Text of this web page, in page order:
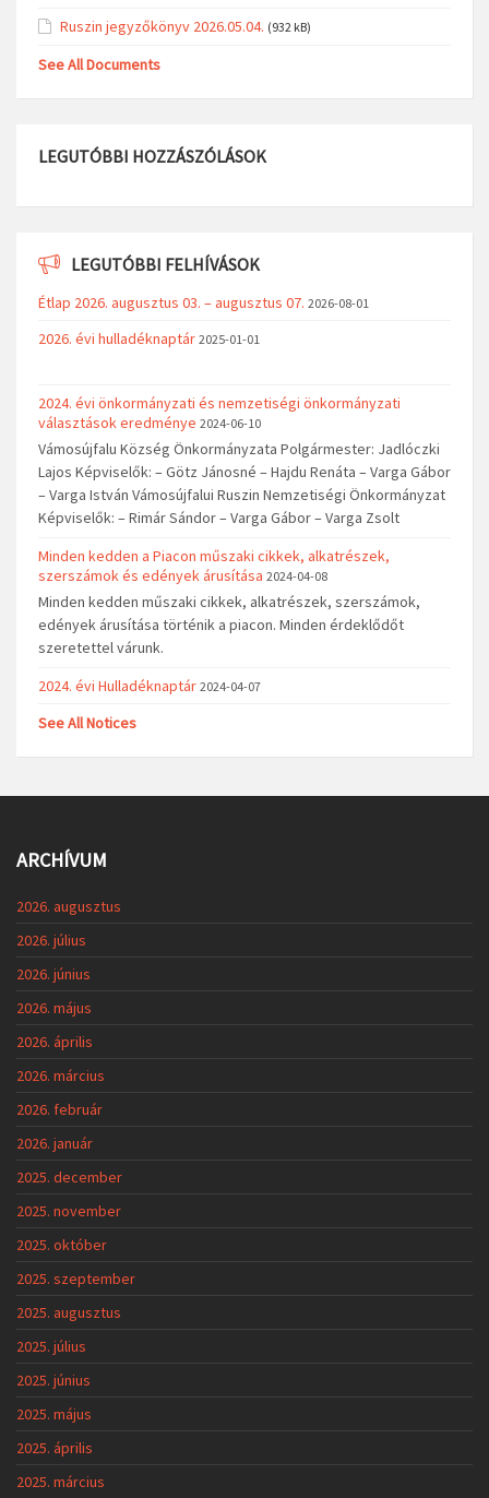
Ruszin jegyzőkönyv 2026.05.04. (932 kB)
See All Documents
LEGUTÓBBI HOZZÁSZÓLÁSOK
LEGUTÓBBI FELHÍVÁSOK
Étlap 2026. augusztus 03. – augusztus 07. 2026-08-01
2026. évi hulladéknaptár 2025-01-01
2024. évi önkormányzati és nemzetiségi önkormányzati
választások eredménye 2024-06-10
Vámosújfalu Község Önkormányzata Polgármester: Jadlóczki
Lajos Képviselők: – Götz Jánosné – Hajdu Renáta – Varga Gábor
– Varga István Vámosújfalui Ruszin Nemzetiségi Önkormányzat
Képviselők: – Rimár Sándor – Varga Gábor – Varga Zsolt
Minden kedden a Piacon műszaki cikkek, alkatrészek,
szerszámok és edények árusítása 2024-04-08
Minden kedden műszaki cikkek, alkatrészek, szerszámok,
edények árusítása történik a piacon. Minden érdeklődőt
szeretettel várunk.
2024. évi Hulladéknaptár 2024-04-07
See All Notices
ARCHÍVUM
2026. augusztus
2026. július
2026. június
2026. május
2026. április
2026. március
2026. február
2026. január
2025. december
2025. november
2025. október
2025. szeptember
2025. augusztus
2025. július
2025. június
2025. május
2025. április
2025. március